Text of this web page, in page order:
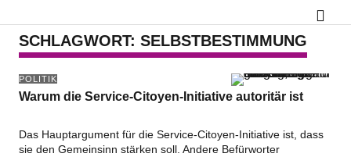
SCHLAGWORT: SELBSTBESTIMMUNG
POLITIK
Warum die Service-Citoyen-Initiative autoritär ist
Das Hauptargument für die Service-Citoyen-Initiative ist, dass
sie den Gemeinsinn stärken soll. Andere Befürworter